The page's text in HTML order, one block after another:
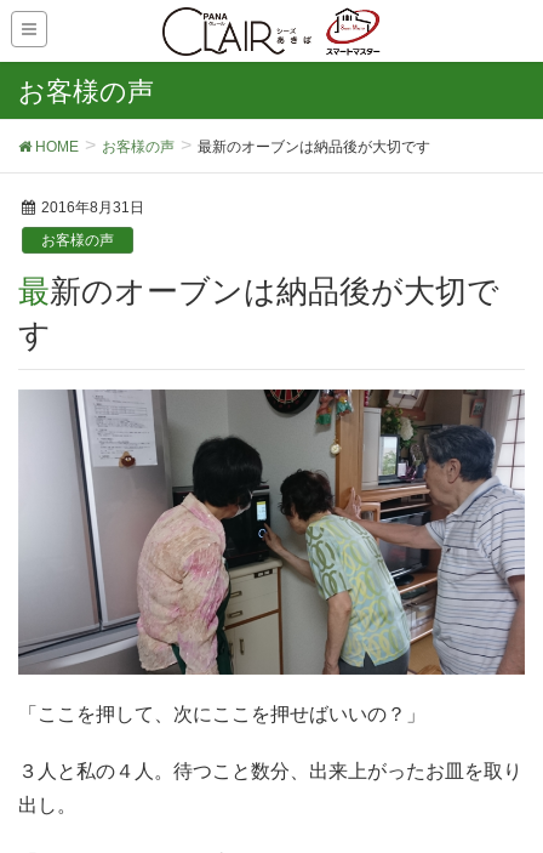
お客様の声
HOME お客様の声 最新のオーブンは納品後が大切です
2016年8月31日
お客様の声
最新のオーブンは納品後が大切で
す
「ここを押して、次にここを押せばいいの？」
３人と私の４人。待つこと数分、出来上がったお皿を取り
出し。